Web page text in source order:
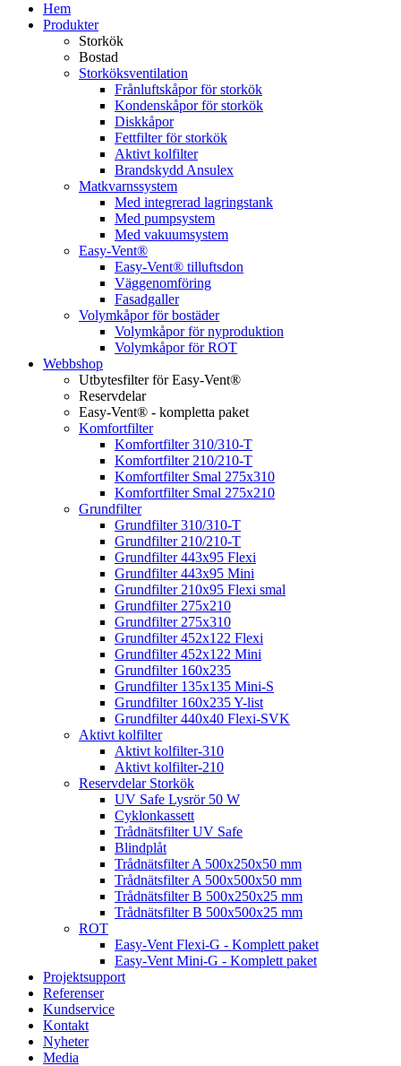
Hem
Produkter
Storkök
Bostad
Storköksventilation
Frånluftskåpor för storkök
Kondenskåpor för storkök
Diskkåpor
Fettfilter för storkök
Aktivt kolfilter
Brandskydd Ansulex
Matkvarnssystem
Med integrerad lagringstank
Med pumpsystem
Med vakuumsystem
Easy-Vent®
Easy-Vent® tilluftsdon
Väggenomföring
Fasadgaller
Volymkåpor för bostäder
Volymkåpor för nyproduktion
Volymkåpor för ROT
Webbshop
Utbytesfilter för Easy-Vent®
Reservdelar
Easy-Vent® - kompletta paket
Komfortfilter
Komfortfilter 310/310-T
Komfortfilter 210/210-T
Komfortfilter Smal 275x310
Komfortfilter Smal 275x210
Grundfilter
Grundfilter 310/310-T
Grundfilter 210/210-T
Grundfilter 443x95 Flexi
Grundfilter 443x95 Mini
Grundfilter 210x95 Flexi smal
Grundfilter 275x210
Grundfilter 275x310
Grundfilter 452x122 Flexi
Grundfilter 452x122 Mini
Grundfilter 160x235
Grundfilter 135x135 Mini-S
Grundfilter 160x235 Y-list
Grundfilter 440x40 Flexi-SVK
Aktivt kolfilter
Aktivt kolfilter-310
Aktivt kolfilter-210
Reservdelar Storkök
UV Safe Lysrör 50 W
Cyklonkassett
Trådnätsfilter UV Safe
Blindplåt
Trådnätsfilter A 500x250x50 mm
Trådnätsfilter A 500x500x50 mm
Trådnätsfilter B 500x250x25 mm
Trådnätsfilter B 500x500x25 mm
ROT
Easy-Vent Flexi-G - Komplett paket
Easy-Vent Mini-G - Komplett paket
Projektsupport
Referenser
Kundservice
Kontakt
Nyheter
Media